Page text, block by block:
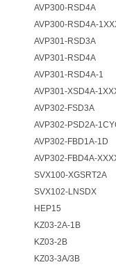
AVP300-RSD4A
AVP300-RSD4A-
AVP301-RSD3A
AVP301-RSD4A
AVP301-RSD4A-1
AVP301-XSD4A-
AVP302-FSD3A
AVP302-PSD2A-
AVP302-FBD1A-1D
AVP302-FBD4A-
SVX100-XGSRT2A
SVX102-LNSDX
HEP15
KZ03-2A-1B
KZ03-2B
KZ03-3A/3B